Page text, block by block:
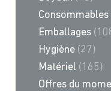
Consommables
Emballages
Hygiène (27)
Matériel (165)
Offres du